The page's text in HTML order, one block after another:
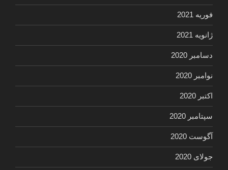
فوریه 2021
ژانویه 2021
دسامبر 2020
نوامبر 2020
اکتبر 2020
سپتامبر 2020
آگوست 2020
جولای 2020